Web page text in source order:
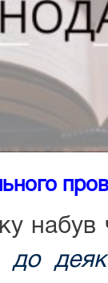
набув